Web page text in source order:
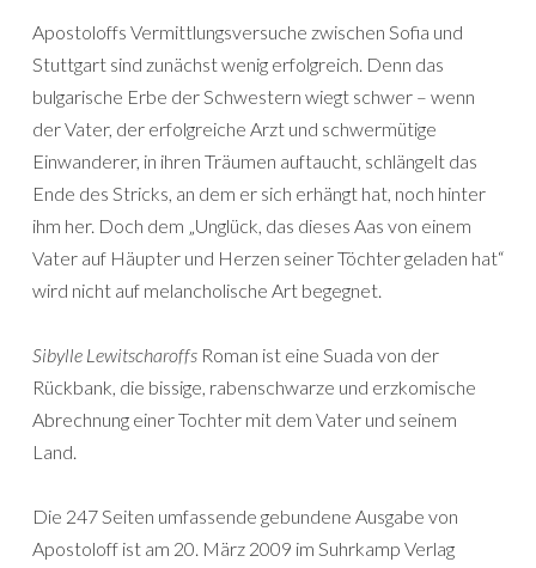
Apostoloffs Vermittlungsversuche zwischen Sofia und
Stuttgart sind zunächst wenig erfolgreich. Denn das
bulgarische Erbe der Schwestern wiegt schwer – wenn
der Vater, der erfolgreiche Arzt und schwermütige
Einwanderer, in ihren Träumen auftaucht, schlängelt das
Ende des Stricks, an dem er sich erhängt hat, noch hinter
ihm her. Doch dem „Unglück, das dieses Aas von einem
Vater auf Häupter und Herzen seiner Töchter geladen hat“
wird nicht auf melancholische Art begegnet.
Sibylle Lewitscharoffs Roman ist eine Suada von der
Rückbank, die bissige, rabenschwarze und erzkomische
Abrechnung einer Tochter mit dem Vater und seinem
Land.
Die 247 Seiten umfassende gebundene Ausgabe von
Apostoloff ist am 20. März 2009 im Suhrkamp Verlag